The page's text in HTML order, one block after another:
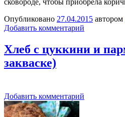
сковороде, чтобы приобрела
Опубликовано 27.04.2015 автором
Добавить комментарий
Хлеб с цуккини и
закваске)
Добавить комментарий